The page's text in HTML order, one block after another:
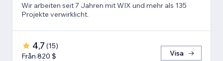
Wir arbeiten seit 7 Jahren mit WIX und mehr als 135
Projekte verwirklicht.
4,7 (15)
Från 820 $
Visa